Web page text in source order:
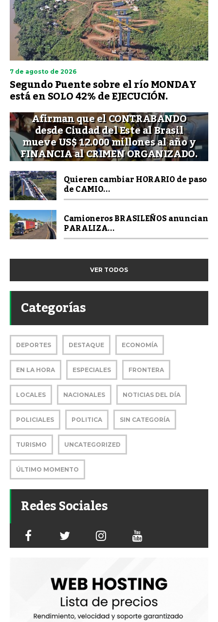
7 de agosto de 2026
Segundo Puente sobre el río MONDAY
está en SOLO 42% de EJECUCIÓN.
Afirman que el CONTRABANDO
desde Ciudad del Este al Brasil
mueve US$ 12.000 millones al año y
FINANCIA al CRIMEN ORGANIZADO.
Quieren cambiar HORARIO de paso
de CAMIO...
Camioneros BRASILEÑOS anuncian
PARALIZA...
VER TODOS
Categorías
DEPORTES DESTAQUE ECONOMÍA
EN LA HORA ESPECIALES FRONTERA
LOCALES NACIONALES NOTICIAS DEL DÍA
POLICIALES POLITICA SIN CATEGORÍA
TURISMO UNCATEGORIZED
ÚLTIMO MOMENTO
Redes Sociales